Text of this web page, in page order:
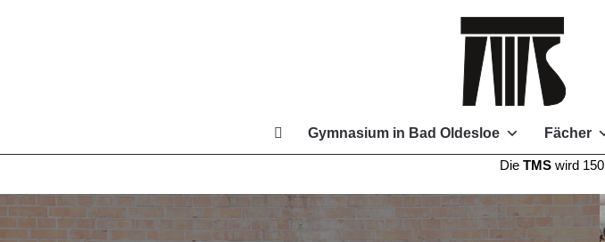
Gymnasium in Bad Oldesloe Fächer
Die TMS wird 150